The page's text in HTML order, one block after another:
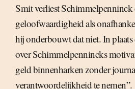
Smit verliest Schimmelpenninck
geloofwaardigheid als
hij onderbouwt dat niet. In plaats
over Schimmelpennincks
geld binnenharken zonder
verantwoordelijkheid te nemen”.